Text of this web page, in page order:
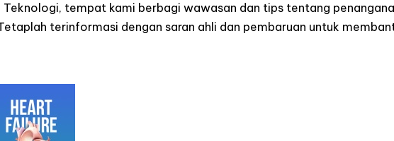
tempat kami berbagi wawasan dan tips tentang
terinformasi dengan saran ahli dan pembaruan untuk